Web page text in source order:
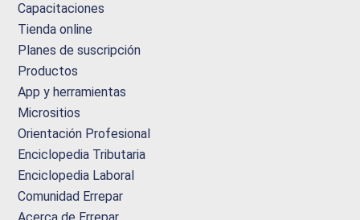
Capacitaciones
Tienda online
Planes de suscripción
Productos
App y herramientas
Micrositios
Orientación Profesional
Enciclopedia Tributaria
Enciclopedia Laboral
Comunidad Errepar